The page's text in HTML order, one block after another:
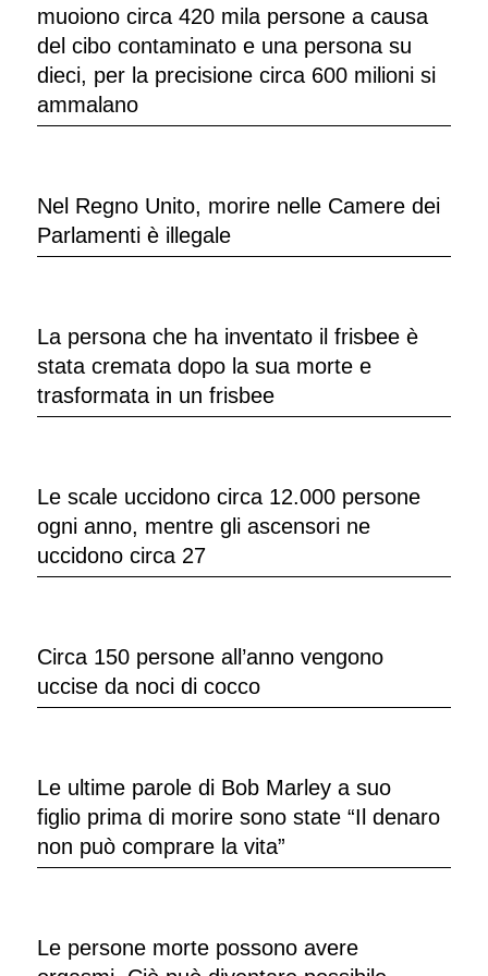
muoiono circa 420 mila persone a causa
del cibo contaminato e una persona su
dieci, per la precisione circa 600 milioni si
ammalano
Nel Regno Unito, morire nelle Camere dei
Parlamenti è illegale
La persona che ha inventato il frisbee è
stata cremata dopo la sua morte e
trasformata in un frisbee
Le scale uccidono circa 12.000 persone
ogni anno, mentre gli ascensori ne
uccidono circa 27
Circa 150 persone all’anno vengono
uccise da noci di cocco
Le ultime parole di Bob Marley a suo
figlio prima di morire sono state “Il denaro
non può comprare la vita”
Le persone morte possono avere